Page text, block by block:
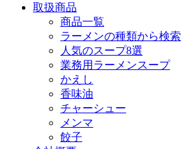
取扱商品
商品一覧
ラーメンの種類から検索
人気のスープ8選
業務用ラーメンスープ
かえし
香味油
チャーシュー
メンマ
餃子